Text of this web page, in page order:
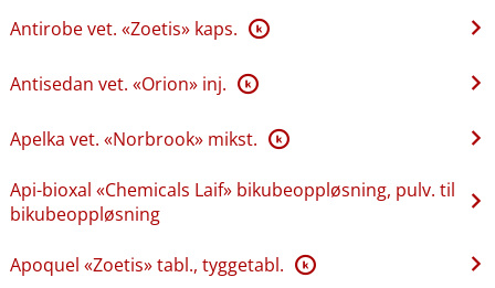
Antirobe vet. «Zoetis» kaps. K
Antisedan vet. «Orion» inj. K
Apelka vet. «Norbrook» mikst. K
Api-bioxal «Chemicals Laif» bikubeoppløsning, pulv. til
bikubeoppløsning
Apoquel «Zoetis» tabl., tyggetabl. K